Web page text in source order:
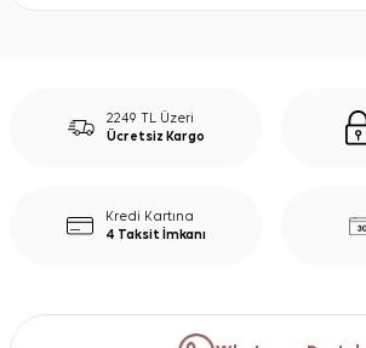
2249 TL Üzeri
Ücretsiz Kargo
Kredi Kartına
4 Taksit İmkanı